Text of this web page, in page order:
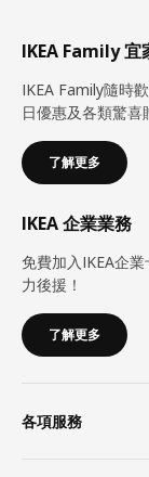
IKEA Family 宜
IKEA Family隨時
日優惠及各類驚喜
了解更多
IKEA 企業業務
免費加入IKEA企
力後援！
了解更多
各項服務